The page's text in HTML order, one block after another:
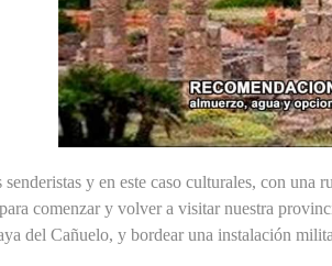
senderistas y en este caso culturales, con
comenzar y volver a visitar nuestra
del Cañuelo, y bordear una instalación